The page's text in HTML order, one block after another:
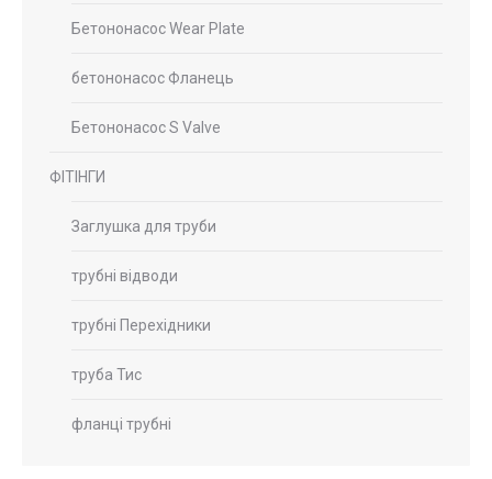
Бетононасос Wear Plate
бетононасос Фланець
Бетононасос S Valve
ФІТІНГИ
Заглушка для труби
трубні відводи
трубні Перехідники
труба Тис
фланці трубні